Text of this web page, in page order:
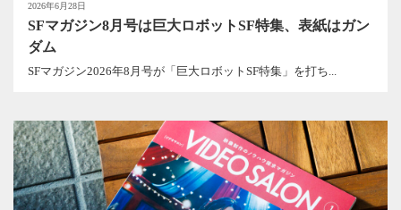
2026年6月28日
SFマガジン8月号は巨大ロボットSF特集、表紙はガン
ダム
SFマガジン2026年8月号が「巨大ロボットSF特集」を打ち...